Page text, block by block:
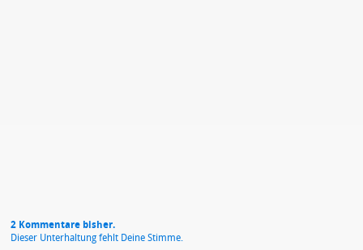
2 Kommentare bisher.
Dieser Unterhaltung fehlt Deine Stimme.